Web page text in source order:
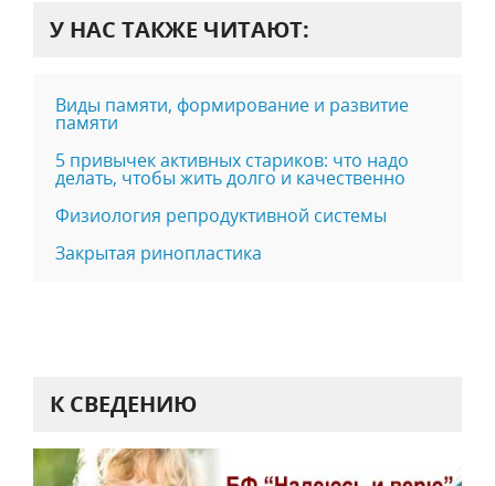
У НАС ТАКЖЕ ЧИТАЮТ:
Виды памяти, формирование и развитие
памяти
5 привычек активных стариков: что надо
делать, чтобы жить долго и качественно
Физиология репродуктивной системы
Закрытая ринопластика
К СВЕДЕНИЮ